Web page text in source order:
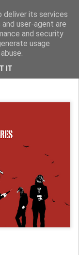
deliver its services
user-agent are
and security
usage
IT
e os melhores discos. Não há cura, mas tem bom remédio!
Vultures